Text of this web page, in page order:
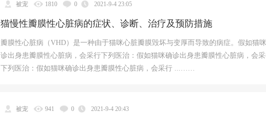
被宠 1810 0 2021-9-4 23:05
猫慢性瓣膜性心脏病的症状、诊断、治疗及预防措施
瓣膜性心脏病（VHD）是一种由于猫咪心脏瓣膜毁坏与变厚而导致的病症。假如猫
诊出身患瓣膜性心脏病，会采行下列医治：假如猫咪确诊出身患瓣膜性心脏病，会
下列医治：假如猫咪确诊出身患瓣膜性心脏病，会采行 ...……
被宠 941 0 2021-9-4 20:43